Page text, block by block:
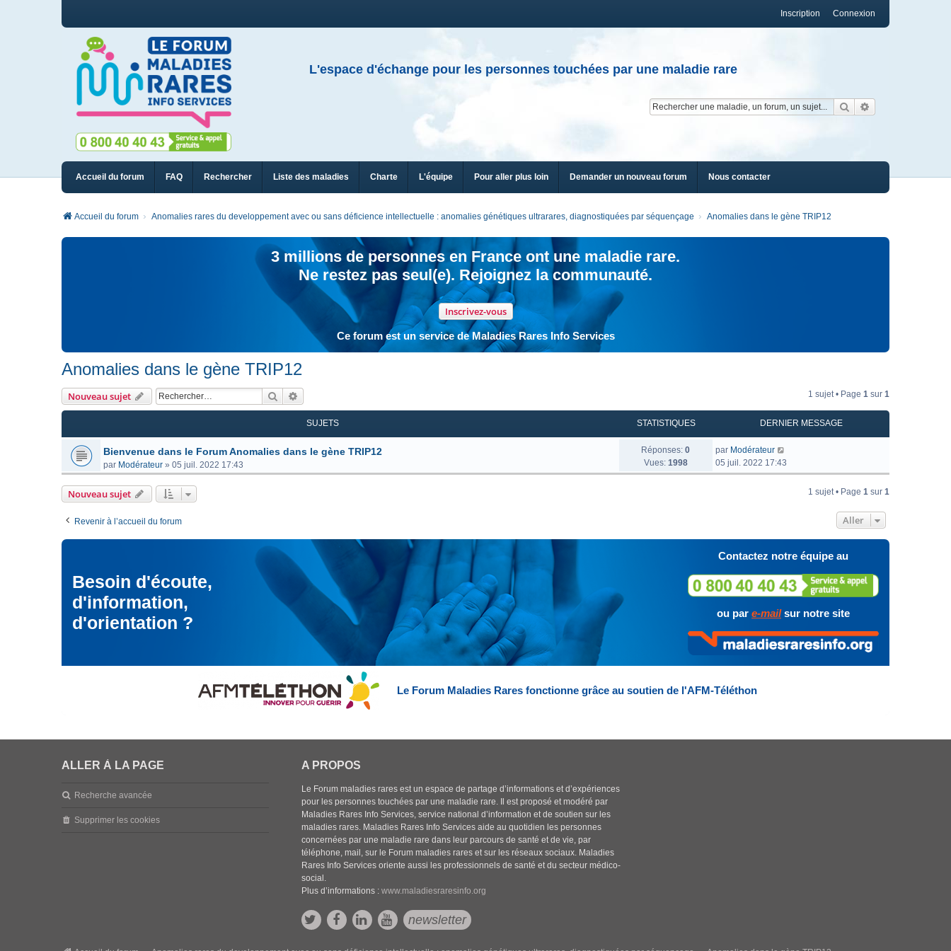
Connexion
Inscription
L'espace d'échange pour les personnes touchées par une maladie rare
Rechercher
Accueil du forum FAQ Rechercher Liste des maladies Charte L'équipe Pour aller plus loin Demander un nouveau forum Nous contacter
Accueil du forum Anomalies rares du developpement avec ou sans déficience intellectuelle : anomalies génétiques ultrarares, diagnostiquées par séquençage Anomalies dans le gène TRIP12
3 millions de personnes en France ont une maladie rare.
Ne restez pas seul(e). Rejoignez la communauté.
Inscrivez-vous
Ce forum est un service de Maladies Rares Info Services
Anomalies dans le gène TRIP12
Nouveau sujet Rechercher 1 sujet • Page 1 sur 1
SUJETS STATISTIQUES DERNIER MESSAGE
Bienvenue dans le Forum Anomalies dans le gène TRIP12
par Modérateur » 05 juil. 2022 17:43
Réponses: 0
Vues: 1998
par Modérateur
05 juil. 2022 17:43
Nouveau sujet 1 sujet • Page 1 sur 1
Revenir à l’accueil du forum Aller
Besoin d'écoute,
d'information,
d'orientation ?
Contactez notre équipe au
ou par e-mailsur notre site
Le Forum Maladies Rares fonctionne grâce au soutien de l'AFM-Téléthon
ALLER À LA PAGE
Recherche avancée
Supprimer les cookies
A PROPOS
Le Forum maladies rares est un espace de partage d’informations et d’expériences
pour les personnes touchées par une maladie rare. Il est proposé et modéré par
Maladies Rares Info Services, service national d’information et de soutien sur les
maladies rares. Maladies Rares Info Services aide au quotidien les personnes
concernées par une maladie rare dans leur parcours de santé et de vie, par
téléphone, mail, sur le Forum maladies rares et sur les réseaux sociaux. Maladies
Rares Info Services oriente aussi les professionnels de santé et du secteur médico-
social.
Plus d’informations :www.maladiesraresinfo.org
newsletter